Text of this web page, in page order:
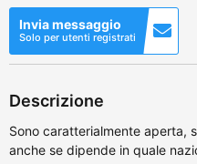
Invia messaggio
Solo per utenti registrati
Descrizione
Sono caratterialmente aperta,
anche se dipende in quale